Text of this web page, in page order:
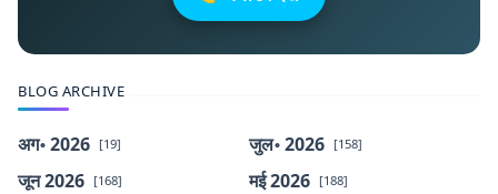
BLOG ARCHIVE
अग॰ 2026 [19] जुल॰ 2026 [158]
जून 2026 [168] मई 2026 [188]